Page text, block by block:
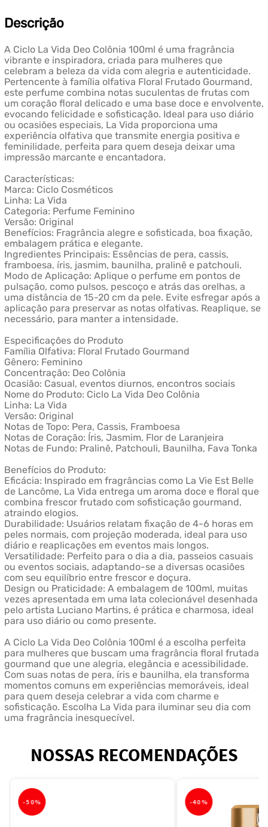
Descrição
A Ciclo La Vida Deo Colônia 100ml é uma fragrância
vibrante e inspiradora, criada para mulheres que
celebram a beleza da vida com alegria e autenticidade.
Pertencente à família olfativa Floral Frutado Gourmand,
este perfume combina notas suculentas de frutas com
um coração floral delicado e uma base doce e envolvente,
evocando felicidade e sofisticação. Ideal para uso diário
ou ocasiões especiais, La Vida proporciona uma
experiência olfativa que transmite energia positiva e
feminilidade, perfeita para quem deseja deixar uma
impressão marcante e encantadora.
Características:
Marca: Ciclo Cosméticos
Linha: La Vida
Categoria: Perfume Feminino
Versão: Original
Benefícios: Fragrância alegre e sofisticada, boa fixação,
embalagem prática e elegante.
Ingredientes Principais: Essências de pera, cassis,
framboesa, íris, jasmim, baunilha, pralinê e patchouli.
Modo de Aplicação: Aplique o perfume em pontos de
pulsação, como pulsos, pescoço e atrás das orelhas, a
uma distância de 15-20 cm da pele. Evite esfregar após a
aplicação para preservar as notas olfativas. Reaplique, se
necessário, para manter a intensidade.
Especificações do Produto
Família Olfativa: Floral Frutado Gourmand
Gênero: Feminino
Concentração: Deo Colônia
Ocasião: Casual, eventos diurnos, encontros sociais
Nome do Produto: Ciclo La Vida Deo Colônia
Linha: La Vida
Versão: Original
Notas de Topo: Pera, Cassis, Framboesa
Notas de Coração: Íris, Jasmim, Flor de Laranjeira
Notas de Fundo: Pralinê, Patchouli, Baunilha, Fava Tonka
Benefícios do Produto:
Eficácia: Inspirado em fragrâncias como La Vie Est Belle
de Lancôme, La Vida entrega um aroma doce e floral que
combina frescor frutado com sofisticação gourmand,
atraindo elogios.
Durabilidade: Usuários relatam fixação de 4-6 horas em
peles normais, com projeção moderada, ideal para uso
diário e reaplicações em eventos mais longos.
Versatilidade: Perfeito para o dia a dia, passeios casuais
ou eventos sociais, adaptando-se a diversas ocasiões
com seu equilíbrio entre frescor e doçura.
Design ou Praticidade: A embalagem de 100ml, muitas
vezes apresentada em uma lata colecionável desenhada
pelo artista Luciano Martins, é prática e charmosa, ideal
para uso diário ou como presente.
A Ciclo La Vida Deo Colônia 100ml é a escolha perfeita
para mulheres que buscam uma fragrância floral frutada
gourmand que une alegria, elegância e acessibilidade.
Com suas notas de pera, íris e baunilha, ela transforma
momentos comuns em experiências memoráveis, ideal
para quem deseja celebrar a vida com charme e
sofisticação. Escolha La Vida para iluminar seu dia com
uma fragrância inesquecível.
NOSSAS RECOMENDAÇÕES
-50% -40%